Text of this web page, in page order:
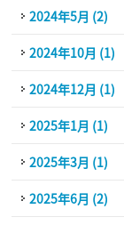
2024年5月 (2)
2024年10月 (1)
2024年12月 (1)
2025年1月 (1)
2025年3月 (1)
2025年6月 (2)